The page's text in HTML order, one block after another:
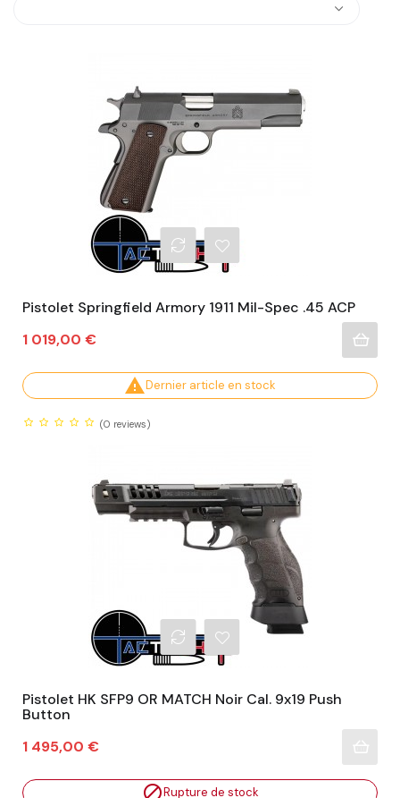
Pistolet Springfield Armory 1911 Mil-Spec .45 ACP
Prix
1 019,00 €
Dernier article en stock
(0 reviews)
Pistolet HK SFP9 OR MATCH Noir Cal. 9x19 Push
Button
Prix
1 495,00 €
Rupture de stock